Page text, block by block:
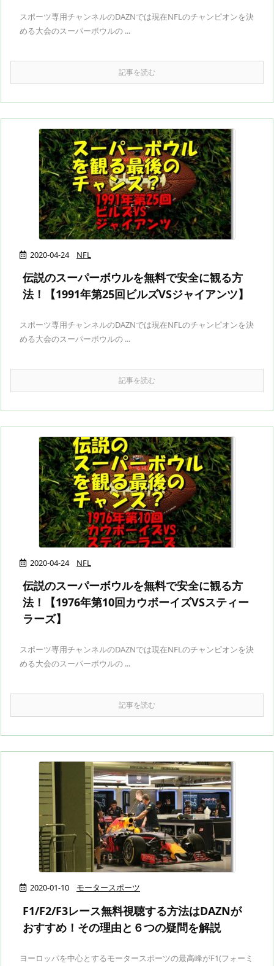
スポーツ専用チャンネルのDAZNでは現在NFLのチャンピオンを決
める大会のスーパーボウルの ...
記事を読む
2020-04-24 NFL
伝説のスーパーボウルを無料で安全に観る方
法！【1991年第25回ビルズVSジャイアンツ】
スポーツ専用チャンネルのDAZNでは現在NFLのチャンピオンを決
める大会のスーパーボウルの ...
記事を読む
2020-04-24 NFL
伝説のスーパーボウルを無料で安全に観る方
法！【1976年第10回カウボーイズVSスティー
ラーズ】
スポーツ専用チャンネルのDAZNでは現在NFLのチャンピオンを決
める大会のスーパーボウルの ...
記事を読む
2020-01-10 モータースポーツ
F1/F2/F3レース無料視聴する方法はDAZNが
おすすめ！その理由と６つの疑問を解説
ヨーロッパを中心とするモータースポーツの最高峰がF1(フォーミ